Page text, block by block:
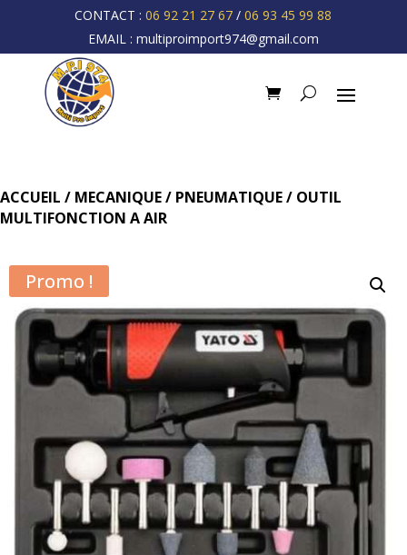
CONTACT :06 92 21 27 67 /06 93 45 99 88
EMAIL : multiproimport974@gmail.com
ACCUEIL / MECANIQUE/ PNEUMATIQUE/ OUTIL
MULTIFONCTION A AIR
Promo !